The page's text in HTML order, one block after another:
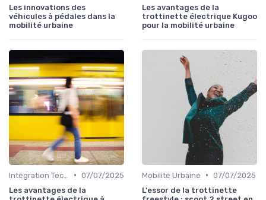
Les innovations des
véhicules à pédales dans la
mobilité urbaine
Les avantages de la
trottinette électrique Kugoo
pour la mobilité urbaine
• 07/07/2025
Les avantages de la
Mobilité Urbaine • 07/07/2025
L'essor de la trottinette